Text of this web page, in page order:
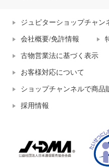
ジュピターショップチャン
会社概要/免許情報
古物営業法に基づく表示
お客様対応について
ショップチャンネルで商品
採用情報